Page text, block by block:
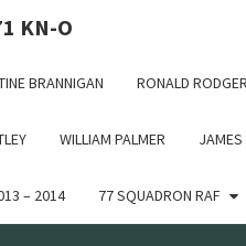
>add_data() est appelé
KN-O
BRANNIGAN RONALD
WILLIAM PALMER JAMES
– 2014 77 SQUADRON RAF